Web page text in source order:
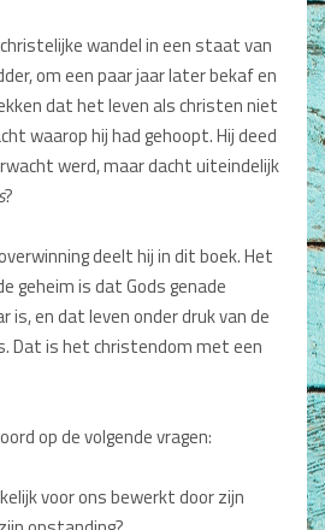
wandel in een staat van
om een paar jaar later bekaf en
dat het leven als christen niet
waarop hij had gehoopt. Hij deed
werd, maar dacht uiteindelijk
?
deelt hij in dit boek. Het
geheim is dat Gods genade
is, en dat leven onder druk van de
Dat is het christendom met een
op de volgende vragen:
voor ons bewerkt door zijn